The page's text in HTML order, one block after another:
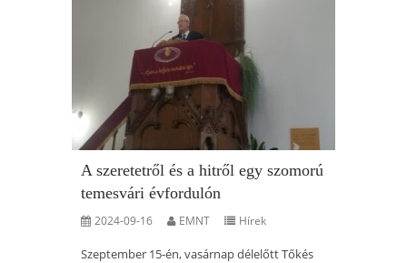
A szeretetről és a hitről egy szomorú
temesvári évfordulón
2024-09-16 EMNT Hírek
Szeptember 15-én, vasárnap délelőtt Tőkés